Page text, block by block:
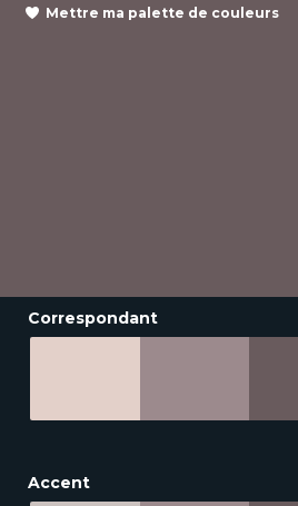
Mettre ma palette de couleurs
Correspondant
Accent